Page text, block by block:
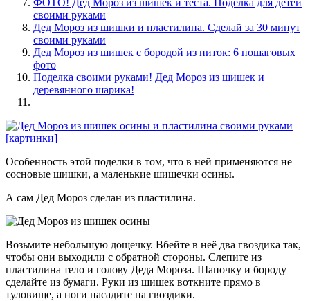
своими руками
Дед Мороз из шишки и пластилина. Сделай за 30 минут
своими руками
Дед Мороз из шишек с бородой из ниток: 6 пошаговых
фото
Поделка своими руками! Дед Мороз из шишек и
деревянного шарика!
Особенность этой поделки в том, что в ней применяются не
сосновые шишки, а маленькие шишечки осины.
А сам Дед Мороз сделан из пластилина.
Возьмите небольшую дощечку. Вбейте в неё два гвоздика так,
чтобы они выходили с обратной стороны. Слепите из
пластилина тело и голову Деда Мороза. Шапочку и бороду
сделайте из бумаги. Руки из шишек воткните прямо в
туловище, а ноги насадите на гвоздики.